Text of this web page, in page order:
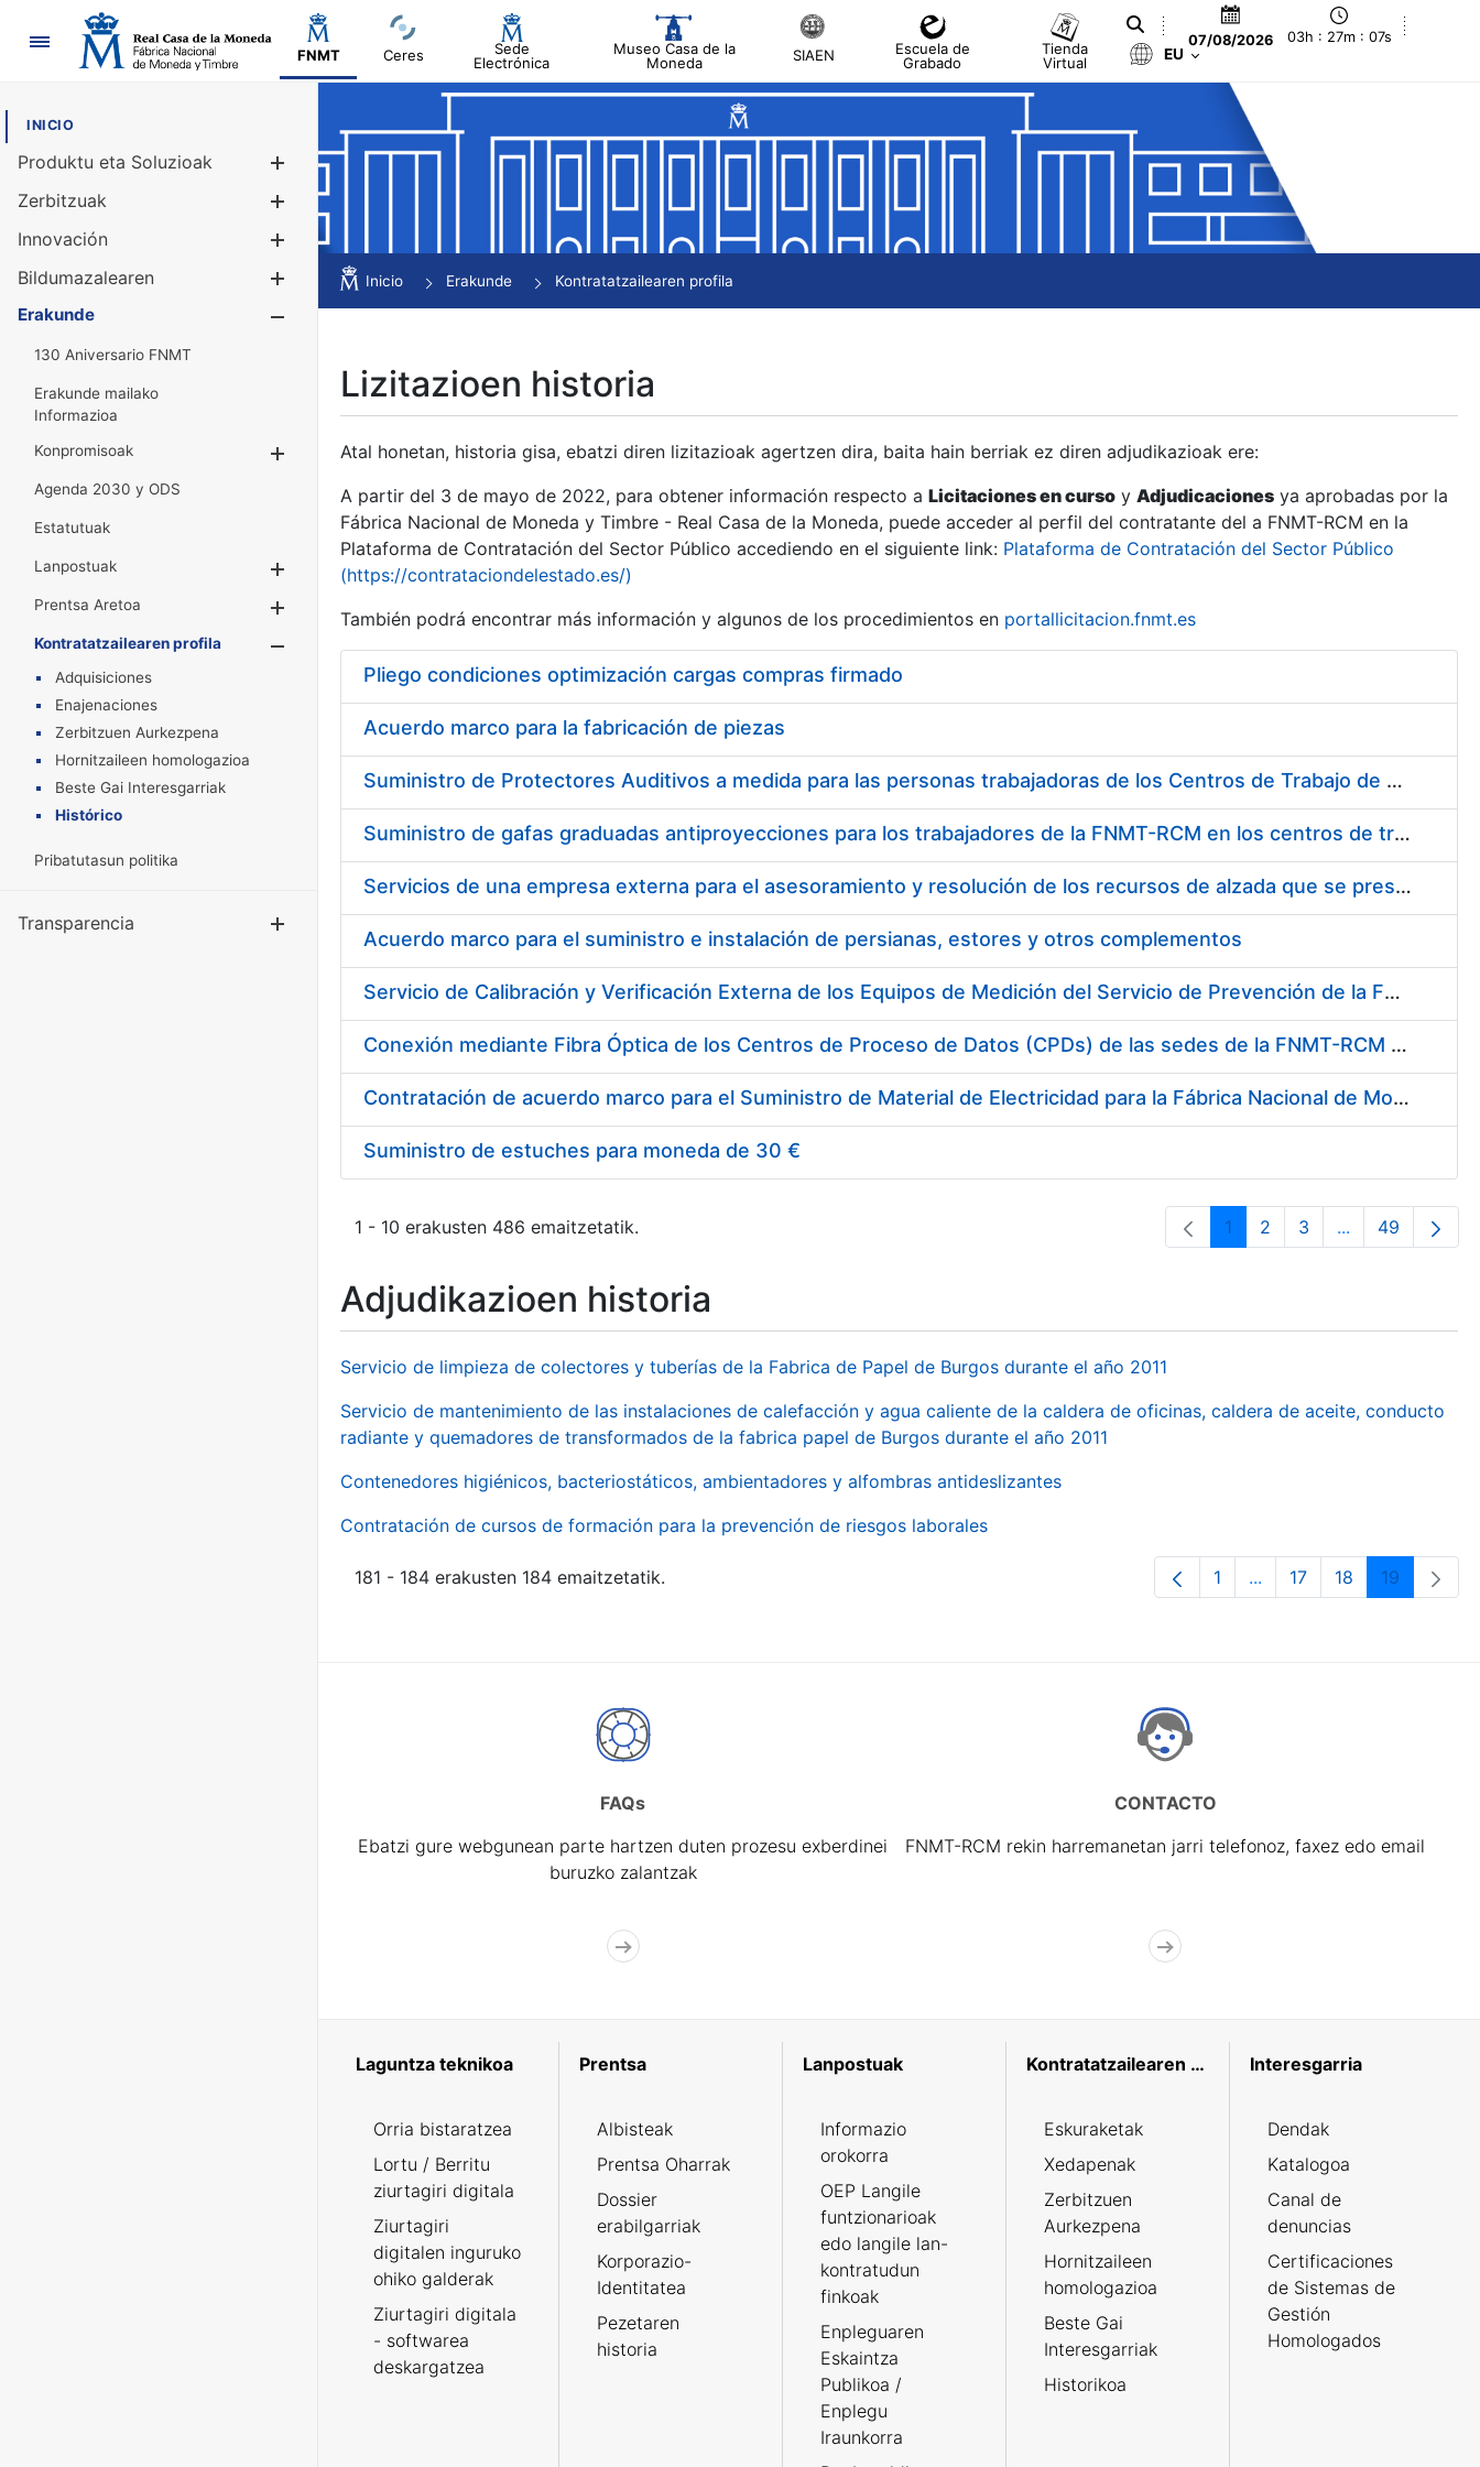
Nabigazioa
FNMT Ceres
Sede
Electrónica
Museo Casa de la
Moneda
SIAEN
Escuela de
Grabado
Tienda
Virtual
07/08/2026 03h : 27m : 08s
EU
INICIO
Produktu eta Soluzioak
Erakutsi/Ezkutatu
Zerbitzuak
Innovación
Bildumazalearen
Erakutsi/Ezkutatu
Erakunde
130 Aniversario FNMT
Erakunde mailako
Informazioa
Konpromisoak
Erakutsi/Ezkutatu
Agenda 2030 y ODS
Estatutuak
Lanpostuak
Erakutsi/Ezkutatu
Prentsa Aretoa
Erakutsi/Ezkutatu
Kontratatzailearen profila
Erakutsi/Ezkutatu
Adquisiciones
Enajenaciones
Zerbitzuen Aurkezpena
Hornitzaileen homologazioa
Beste Gai Interesgarriak
Histórico
Pribatutasun politika
Transparencia Erakutsi/Ezkutatu
Inicio Erakunde Kontratatzailearen profila
Lizitazioen historia
Atal honetan, historia gisa, ebatzi diren lizitazioak agertzen dira, baita hain berriak ez diren adjudikazioak ere:
A partir del 3 de mayo de 2022, para obtener información respecto a Licitaciones en curso y Adjudicaciones ya aprobadas por la
Fábrica Nacional de Moneda y Timbre - Real Casa de la Moneda, puede acceder al perfil del contratante del a FNMT-RCM en la
Plataforma de Contratación del Sector Público accediendo en el siguiente link: Plataforma de Contratación del Sector Público
(https://contrataciondelestado.es/)
También podrá encontrar más información y algunos de los procedimientos en portallicitacion.fnmt.es
Pliego condiciones optimización cargas compras firmado
Acuerdo marco para la fabricación de piezas
Suministro de Protectores Auditivos a medida para las personas trabajadoras de los Centros de Trabajo de Madrid y Burgos
Suministro de gafas graduadas antiproyecciones para los trabajadores de la FNMT-RCM en los centros de trabajo de Madrid y Burgos
Servicios de una empresa externa para el asesoramiento y resolución de los recursos de alzada que se presentan relacionados con procesos de selección para la FNMT-RCM
Acuerdo marco para el suministro e instalación de persianas, estores y otros complementos
Servicio de Calibración y Verificación Externa de los Equipos de Medición del Servicio de Prevención de la FNMT-RCM
Conexión mediante Fibra Óptica de los Centros de Proceso de Datos (CPDs) de las sedes de la FNMT-RCM de Burgos y Madrid
Contratación de acuerdo marco para el Suministro de Material de Electricidad para la Fábrica Nacional de Moneda y Timbre-Real Casa de la Moneda en su centro de trabajo de Burgos
Suministro de estuches para moneda de 30 €
1 - 10 erakusten 486 emaitzetatik. Orrialdea
1 Orrialdea
2 Orrialdea
3 ...Intermediate
Orrialdea
49
Adjudikazioen historia
Servicio de limpieza de colectores y tuberías de la Fabrica de Papel de Burgos durante el año 2011
Servicio de mantenimiento de las instalaciones de calefacción y agua caliente de la caldera de oficinas, caldera de aceite, conducto
radiante y quemadores de transformados de la fabrica papel de Burgos durante el año 2011
Contenedores higiénicos, bacteriostáticos, ambientadores y alfombras antideslizantes
Contratación de cursos de formación para la prevención de riesgos laborales
181 - 184 erakusten 184 emaitzetatik. Orrialdea
1 ...Intermediate Pages Use
Orrialdea
17 Orrialdea
18 Orrialdea
19
FAQs
Ebatzi gure webgunean parte hartzen duten prozesu exberdinei
buruzko zalantzak
CONTACTO
FNMT-RCM rekin harremanetan jarri telefonoz, faxez edo email
Laguntza teknikoa
Orria bistaratzea
Lortu / Berritu
ziurtagiri digitala
Ziurtagiri
digitalen inguruko
ohiko galderak
Ziurtagiri digitala
- softwarea
deskargatzea
Prentsa
Albisteak
Prentsa Oharrak
Dossier
erabilgarriak
Korporazio-
Identitatea
Pezetaren
historia
Lanpostuak
Informazio
orokorra
OEP Langile
funtzionarioak
edo langile lan-
kontratudun
finkoak
Enpleguaren
Eskaintza
Publikoa /
Enplegu
Iraunkorra
Kontratatzailearen profila
Eskuraketak
Xedapenak
Zerbitzuen
Aurkezpena
Hornitzaileen
homologazioa
Beste Gai
Interesgarriak
Historikoa
Interesgarria
Dendak
Katalogoa
Canal de
denuncias
Certificaciones
de Sistemas de
Gestión
Homologados